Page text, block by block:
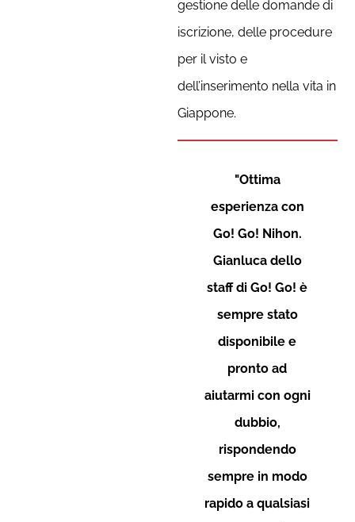
gestione delle domande di
iscrizione, delle procedure
per il visto e
dell’inserimento nella vita in
Giappone.
"Ottima
esperienza con
Go! Go! Nihon.
Gianluca dello
staff di Go! Go! è
sempre stato
disponibile e
pronto ad
aiutarmi con ogni
dubbio,
rispondendo
sempre in modo
rapido a qualsiasi